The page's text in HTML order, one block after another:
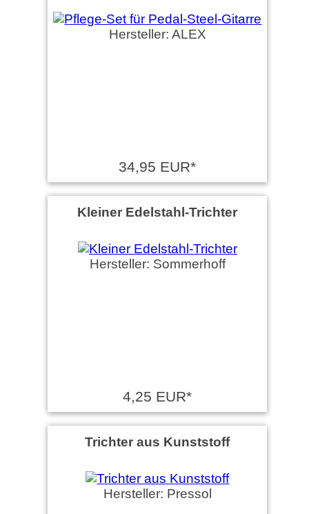
Hersteller: ALEX
34,95 EUR*
Kleiner Edelstahl-Trichter
Hersteller: Sommerhoff
4,25 EUR*
Trichter aus Kunststoff
Hersteller: Pressol